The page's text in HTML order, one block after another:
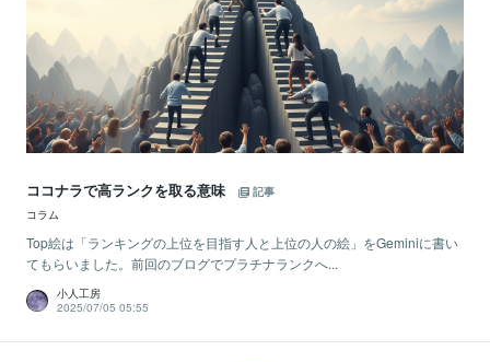
ココナラで高ランクを取る意味
記事
コラム
Top絵は「ランキングの上位を目指す人と上位の人の絵」をGeminiに書い
てもらいました。前回のブログでプラチナランクへ...
小人工房
2025/07/05 05:55